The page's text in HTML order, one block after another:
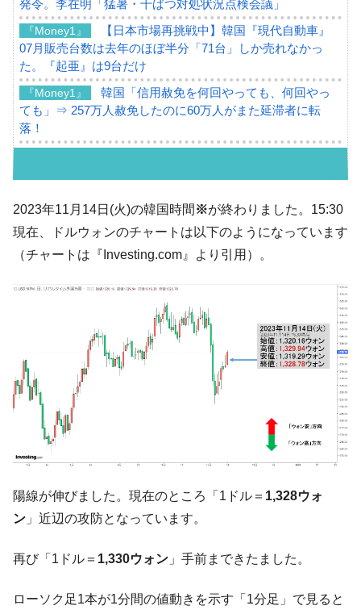
発令。李在明「猛暑・干ばつ対処状況点検会議」
『Money1』
【日本市場再挑戦中】韓国『現代自動車』
07月販売台数は去年のほぼ半分「71台」しか売れなかっ
た。『起亜』は9台だけ
『Money1』
韓国「信用赦免を何回やっても、何回やっ
ても」⇒ 257万人赦免したのに60万人がまた延滞者に転
落！
韓国「2026年07月の輸出入」絶好調。半導
体だけで410億ドル、輸出全体の41％もある
や、若者に起業させよう」⇒ どんな雇用対策だソレ。
『Money1』
【韓国の外貨準備】2026年07月は4,279億ド
ル。外平債の発行「19.4億ドル」
韓国「ここは北朝鮮なのか。選管がサーバ
ーにウソのデータを入力したのは明白だ」
『Money1』
韓国･李在明さっそく不動産対策で浅薄な発
言。
『Money1』
韓国は「中国と同じく」投資に不適格な国
だ。
『Money1』
『韓国銀行』が「金の保有量を増やしま
『Money1』
韓国･外為取引量「1日当たり1,214.4億ド
ル」まで拡大 ⇒ 海外資金の動きに強く左右される状態
『Money1』
韓国･帰ってきた李在明。李在明を支持しな
『Money1』
韓国大統領府ボンクラ政策室長が告発され
2023年11月14日(火)の韓国時間 ※が終わりました。15:30
現在、ドルウォンのチャートは以下のようになっています
（チャートは『Investing.com』より引用）。
陽線が伸びました。現在のところ「1ドル＝ 1,328ウォ
ン 」近辺の攻防となっています。
再び「1ドル＝ 1,330ウォン 」手前まできたました。
ローソク足1本が1分間の値動きを示す「1分足」で見ると